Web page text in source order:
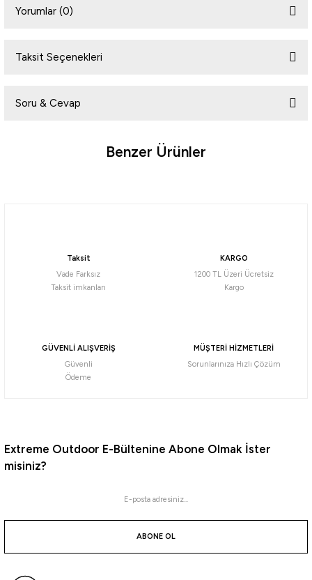
Yorumlar (0)
Taksit Seçenekleri
Soru & Cevap
Ürün hakkında henüz soru sorulmamış.
Benzer Ürünler
Trabucco Lancer XTR Surf 6500 Surf Olta Makinesi
9.091,50₺
Taksit
Vade Farksız
Taksit imkanları
KARGO
1200 TL Üzeri Ücretsiz
Kargo
GÜVENLİ ALIŞVERİŞ
Güvenli
Ödeme
MÜŞTERİ HİZMETLERİ
Sorunlarınıza Hızlı Çözüm
Extreme Outdoor E-Bültenine Abone Olmak İster
misiniz?
ABONE OL